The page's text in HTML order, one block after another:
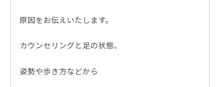
原因をお伝えいたします。
カウンセリングと足の状態、
姿勢や歩き方などから